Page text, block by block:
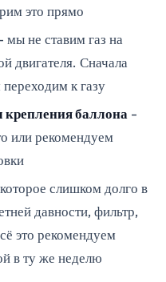
это прямо
мы не ставим газ на
двигателя. Сначала
к газу
баллона -
или рекомендуем
слишком долго в
давности, фильтр,
это рекомендуем
в ту же неделю